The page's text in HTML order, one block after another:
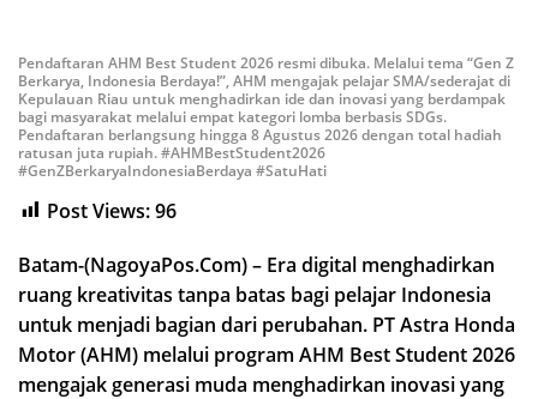
Pendaftaran AHM Best Student 2026 resmi dibuka. Melalui tema “Gen Z
Berkarya, Indonesia Berdaya!”, AHM mengajak pelajar SMA/sederajat di
Kepulauan Riau untuk menghadirkan ide dan inovasi yang berdampak
bagi masyarakat melalui empat kategori lomba berbasis SDGs.
Pendaftaran berlangsung hingga 8 Agustus 2026 dengan total hadiah
ratusan juta rupiah. #AHMBestStudent2026
#GenZBerkaryaIndonesiaBerdaya #SatuHati
Post Views:96
Batam-(NagoyaPos.Com) – Era digital menghadirkan
ruang kreativitas tanpa batas bagi pelajar Indonesia
untuk menjadi bagian dari perubahan. PT Astra Honda
Motor (AHM) melalui program AHM Best Student 2026
mengajak generasi muda menghadirkan inovasi yang